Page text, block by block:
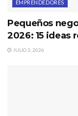
EMPRENDEDORES
Pequeños
2026: 15 ideas
JULIO 3, 2026